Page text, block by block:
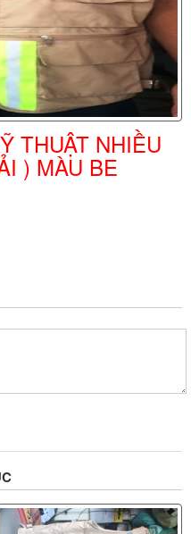
THUẬT NHIỀU
) MÀU BE